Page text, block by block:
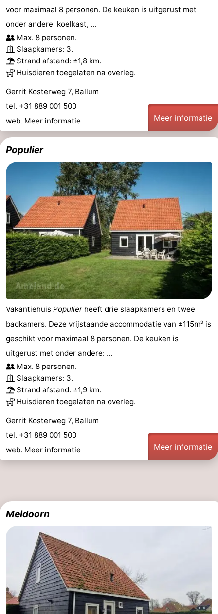
voor maximaal 8 personen. De keuken is uitgerust met
onder andere: koelkast, ...
Max. 8 personen.
Slaapkamers: 3.
Strand afstand: ±1,8 km.
Huisdieren toegelaten na overleg.
Gerrit Kosterweg 7, Ballum
tel. +31 889 001 500
web. Meer informatie Meer informatie
Populier
Vakantiehuis Populier heeft drie slaapkamers en twee
badkamers. Deze vrijstaande accommodatie van ±115m² is
geschikt voor maximaal 8 personen. De keuken is
uitgerust met onder andere: ...
Max. 8 personen.
Slaapkamers: 3.
Strand afstand: ±1,9 km.
Huisdieren toegelaten na overleg.
Gerrit Kosterweg 7, Ballum
tel. +31 889 001 500
web. Meer informatie Meer informatie
Meidoorn